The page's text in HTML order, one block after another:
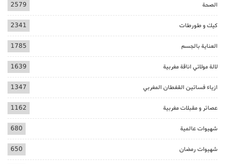
الصحة 2579
كيك و طورطات 2341
العناية بالجسم 1785
لالة مولاتي اناقة مغربية 1639
ازياء فساتين القفطان المغربي 1347
عصائر و مقبلات مغربية 1162
شهيوات عالمية 680
شهيوات رمضان 650